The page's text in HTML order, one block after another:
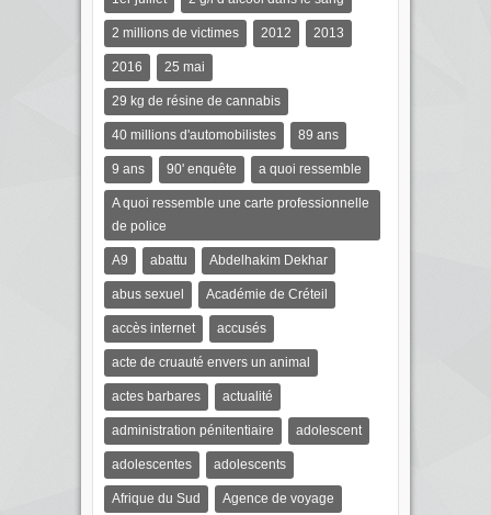
2 millions de victimes 2012 2013
2016 25 mai
29 kg de résine de cannabis
40 millions d'automobilistes 89 ans
9 ans 90' enquête a quoi ressemble
A quoi ressemble une carte professionnelle
de police
A9 abattu Abdelhakim Dekhar
abus sexuel Académie de Créteil
accès internet accusés
acte de cruauté envers un animal
actes barbares actualité
administration pénitentiaire adolescent
adolescentes adolescents
Afrique du Sud Agence de voyage